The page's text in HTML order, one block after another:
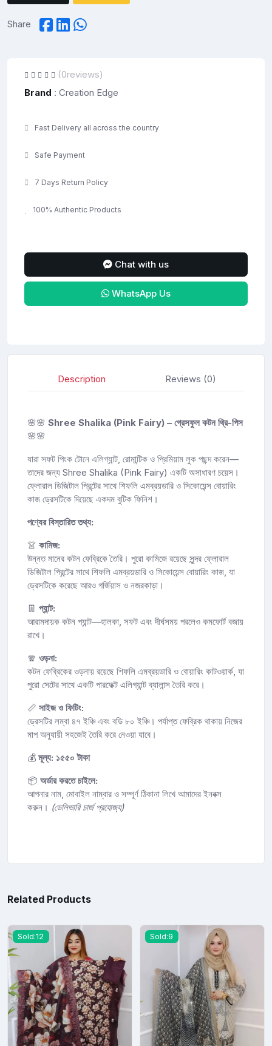
Share
(0reviews)
Brand : Creation Edge
Fast Delivery all across the country
Safe Payment
7 Days Return Policy
100% Authentic Products
Chat with us
WhatsApp Us
Description Reviews (0)
🌸🌸 Shree Shalika (Pink Fairy) – গ্রেসফুল কটন থ্রি-পিস
🌸🌸
যারা সফট পিংক টোনে এলিগ্যান্ট, রোমান্টিক ও প্রিমিয়াম লুক পছন্দ করেন—
তাদের জন্য Shree Shalika (Pink Fairy) একটি অসাধারণ চয়েস।
ফ্লোরাল ডিজিটাল প্রিন্টের সাথে শিফলি এমব্রয়ডারি ও সিকোয়েন্স বোয়ারিং
কাজ ড্রেসটিকে দিয়েছে একদম বুটিক ফিনিশ।
পণ্যের বিস্তারিত তথ্য:
👗 কামিজ:
উন্নত মানের কটন ফেব্রিকে তৈরি। পুরো কামিজে রয়েছে সুন্দর ফ্লোরাল
ডিজিটাল প্রিন্টের সাথে শিফলি এমব্রয়ডারি ও সিকোয়েন্স বোয়ারিং কাজ, যা
ড্রেসটিকে করেছে আরও গর্জিয়াস ও নজরকাড়া।
👖 প্যান্ট:
আরামদায়ক কটন প্যান্ট—হালকা, সফট এবং দীর্ঘসময় পরলেও কমফোর্ট বজায়
রাখে।
🧣 ওড়না:
কটন ফেব্রিকের ওড়নায় রয়েছে শিফলি এমব্রয়ডারি ও বোয়ারিং কাটওয়ার্ক, যা
পুরো সেটের সাথে একটি পারফেক্ট এলিগ্যান্ট ব্যালান্স তৈরি করে।
📏 সাইজ ও ফিটিং:
ড্রেসটির লম্বা ৪৭ ইঞ্চি এবং বডি ৮০ ইঞ্চি। পর্যাপ্ত ফেব্রিক থাকায় নিজের
মাপ অনুযায়ী সহজেই তৈরি করে নেওয়া যাবে।
💰 মূল্য: ১৫৫০ টাকা
📦 অর্ডার করতে চাইলে:
আপনার নাম, মোবাইল নাম্বার ও সম্পূর্ণ ঠিকানা লিখে আমাদের ইনবক্স
করুন। (ডেলিভারি চার্জ প্রযোজ্য)
Related Products
Sold:12 Sold:9